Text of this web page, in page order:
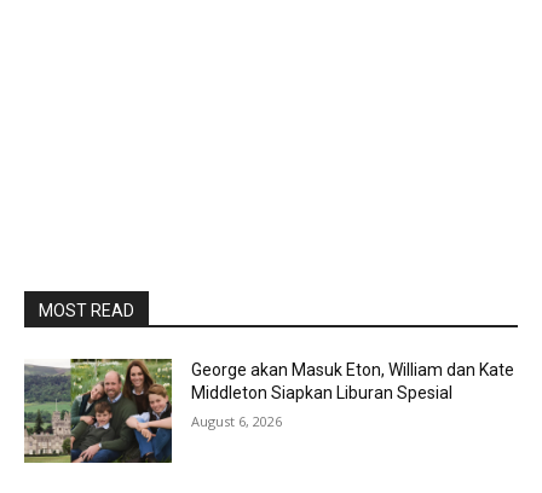
MOST READ
George akan Masuk Eton, William dan Kate
Middleton Siapkan Liburan Spesial
August 6, 2026